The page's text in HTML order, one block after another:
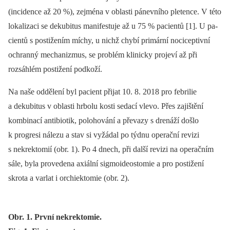
(incidence až 20 %), zejména v oblasti pánevního pletence. V této
lokalizaci se dekubitus manifestuje až u 75 % pa­cientů [1]. U pa­
cientů s postižením míchy, u nichž chybí primární nociceptivní
ochran­ný mechanizmus, se problém klinicky projeví až při
rozsáhlém postižení podkoží.
Na naše oddělení byl pa­cient přijat 10. 8. 2018 pro febrilie
a dekubitus v oblasti hrbolu kosti sedací vlevo. Přes zajištění
kombinací antibio­tik, polohování a převazy s drenáží došlo
k progresi nálezu a stav si vyžádal po týdnu operační revizi
s nekrektomií (obr. 1). Po 4 dnech, při další revizi na operačním
sále, byla provedena axiální sigmoideostomie a pro postižení
skrota a varlat i orchi­ektomie (obr. 2).
Obr. 1. První nekrektomie.